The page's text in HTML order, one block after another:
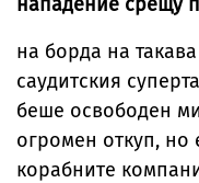
на борда на
саудитския
беше освободен
огромен откуп, но
корабните